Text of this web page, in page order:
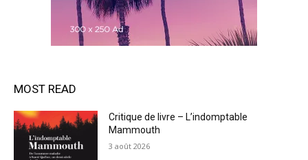
MOST READ
Critique de livre – L’indomptable
Mammouth
3 août 2026